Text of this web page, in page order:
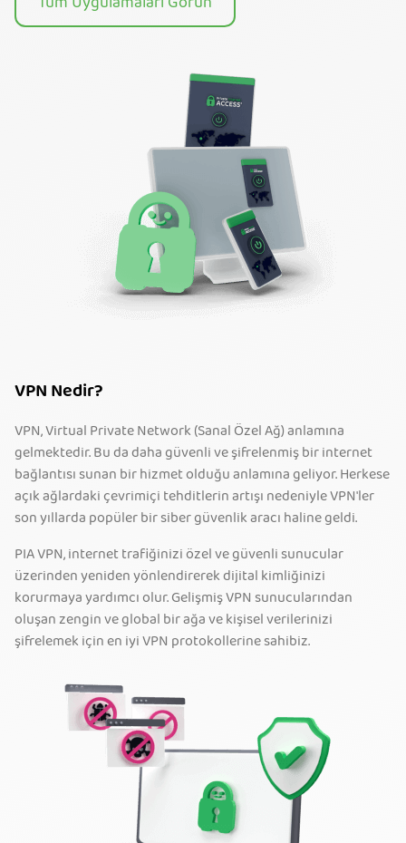
VPN Nedir?
VPN, Virtual Private Network (Sanal Özel Ağ) anlamına
gelmektedir. Bu da daha güvenli ve şifrelenmiş bir internet
bağlantısı sunan bir hizmet olduğu anlamına geliyor. Herkese
açık ağlardaki çevrimiçi tehditlerin artışı nedeniyle VPN'ler
son yıllarda popüler bir siber güvenlik aracı haline geldi.
PIA VPN, internet trafiğinizi özel ve güvenli sunucular
üzerinden yeniden yönlendirerek dijital kimliğinizi
korurmaya yardımcı olur. Gelişmiş VPN sunucularından
oluşan zengin ve global bir ağa ve kişisel verilerinizi
şifrelemek için en iyi VPN protokollerine sahibiz.